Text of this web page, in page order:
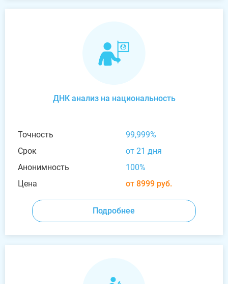
ДНК анализ на национальность
Точность
99,999%
Срок
от 21 дня
Анонимность
100%
Цена
от 8999 руб.
Подробнее